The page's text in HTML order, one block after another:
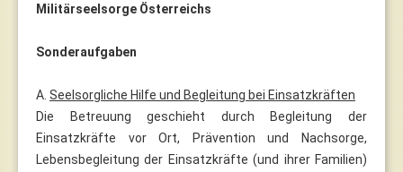
Militärseelsorge Österreichs
Sonderaufgaben
A. Seelsorgliche Hilfe und Begleitung bei Einsatzkräften
Die Betreuung geschieht durch Begleitung der
Einsatzkräfte vor Ort, Prävention und Nachsorge,
Lebensbegleitung der Einsatzkräfte (und ihrer Familien)